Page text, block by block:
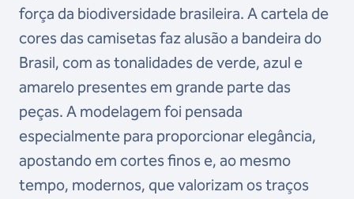
força da biodiversidade brasileira. A cartela de
cores das camisetas faz alusão a bandeira do
Brasil, com as tonalidades de verde, azul e
amarelo presentes em grande parte das
peças. A modelagem foi pensada
especialmente para proporcionar elegância,
apostando em cortes finos e, ao mesmo
tempo, modernos, que valorizam os traços